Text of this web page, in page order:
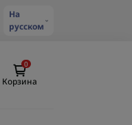
На
русском
0
Корзина